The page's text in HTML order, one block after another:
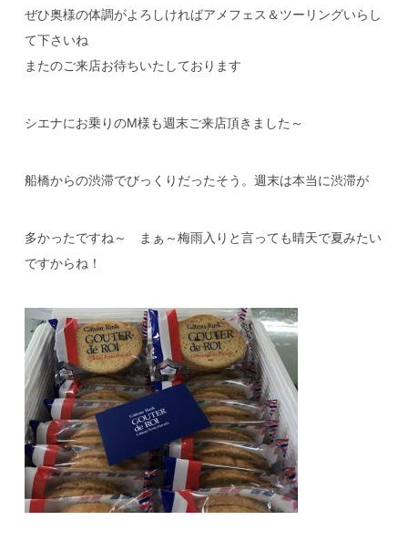
ぜひ奥様の体調がよろしければアメフェス＆ツーリングいらし
て下さいね
またのご来店お待ちいたしております
シエナにお乗りのM様も週末ご来店頂きました～
船橋からの渋滞でびっくりだったそう。週末は本当に渋滞が
多かったですね～ まぁ～梅雨入りと言っても晴天で夏みたい
ですからね！